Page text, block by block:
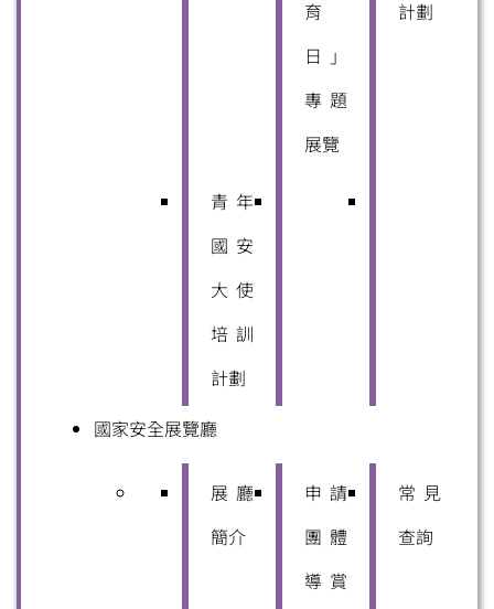
育
日」
專題
展覽
計劃
青年
國安
大使
培訓
計劃
國家安全展覽廳
展廳
簡介
申請
團體
導賞
常見
查詢